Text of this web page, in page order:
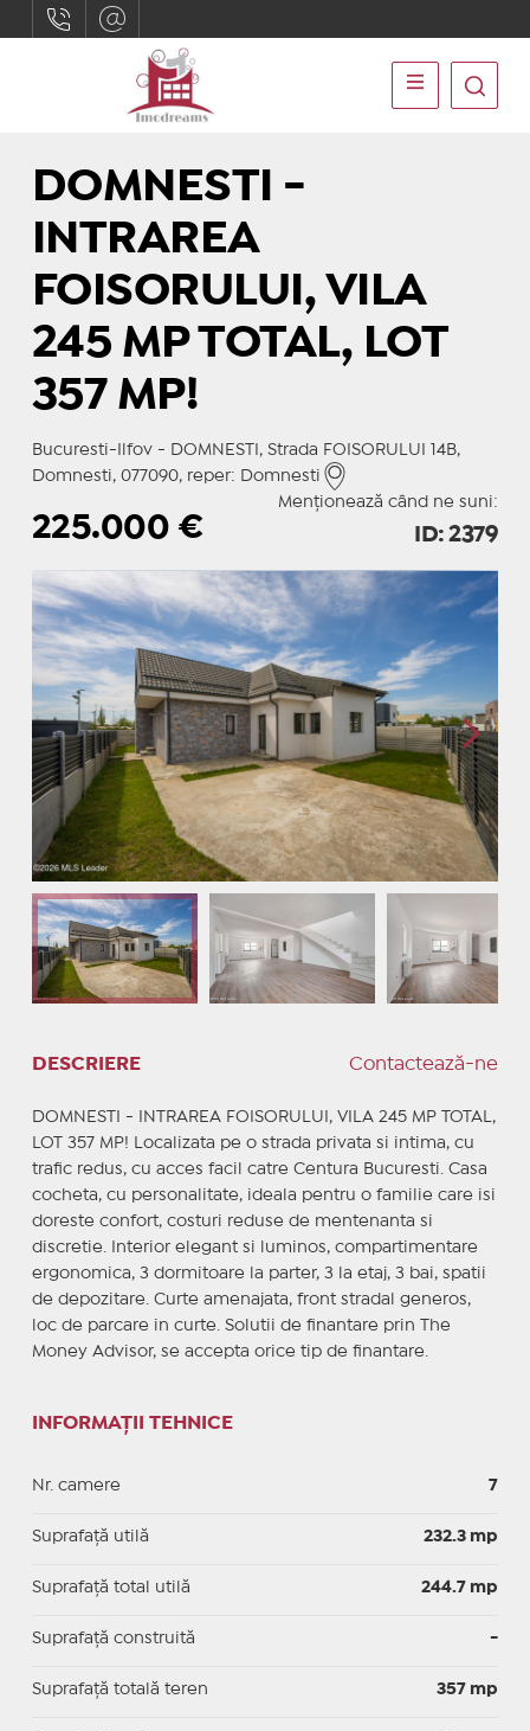
DOMNESTI -
INTRAREA
FOISORULUI, VILA
245 MP TOTAL, LOT
357 MP!
Bucuresti-Ilfov - DOMNESTI, Strada FOISORULUI 14B,
Domnesti, 077090, reper: Domnesti
Menționează când ne suni:
225.000 € ID: 2379
DESCRIERE Contactează-ne
DOMNESTI - INTRAREA FOISORULUI, VILA 245 MP TOTAL,
LOT 357 MP! Localizata pe o strada privata si intima, cu
trafic redus, cu acces facil catre Centura Bucuresti. Casa
cocheta, cu personalitate, ideala pentru o familie care isi
doreste confort, costuri reduse de mentenanta si
discretie. Interior elegant si luminos, compartimentare
ergonomica, 3 dormitoare la parter, 3 la etaj, 3 bai, spatii
de depozitare. Curte amenajata, front stradal generos,
loc de parcare in curte. Solutii de finantare prin The
Money Advisor, se accepta orice tip de finantare.
INFORMAȚII TEHNICE
Nr. camere 7
Suprafaţă utilă 232.3 mp
Suprafaţă total utilă 244.7 mp
Suprafaţă construită -
Suprafață totală teren 357 mp